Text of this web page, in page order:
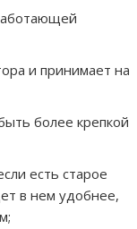
и принимает на
более крепкой
есть старое
в нем удобнее,